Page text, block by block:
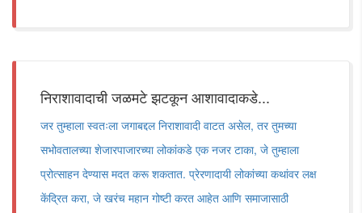
निराशावादाची जळमटे झटकून आशावादाकडे...
जर तुम्हाला स्वतःला जगाबद्दल निराशावादी वाटत असेल, तर तुमच्या
सभोवतालच्या शेजारपाजारच्या लोकांकडे एक नजर टाका, जे तुम्हाला
प्रोत्साहन देण्यास मदत करू शकतात. प्रेरणादायी लोकांच्या कथांवर लक्ष
केंद्रित करा, जे खरंच महान गोष्टी करत आहेत आणि समाजासाठी